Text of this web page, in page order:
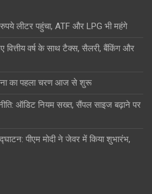
लीटर पहुंचा, ATF और LPG भी महंगे
वर्ष के साथ टैक्स, सैलरी, बैंकिंग और
का पहला चरण आज से शुरू
ऑडिट नियम सख्त, सैंपल साइज बढ़ाने पर
पीएम मोदी ने जेवर में किया शुभारंभ,